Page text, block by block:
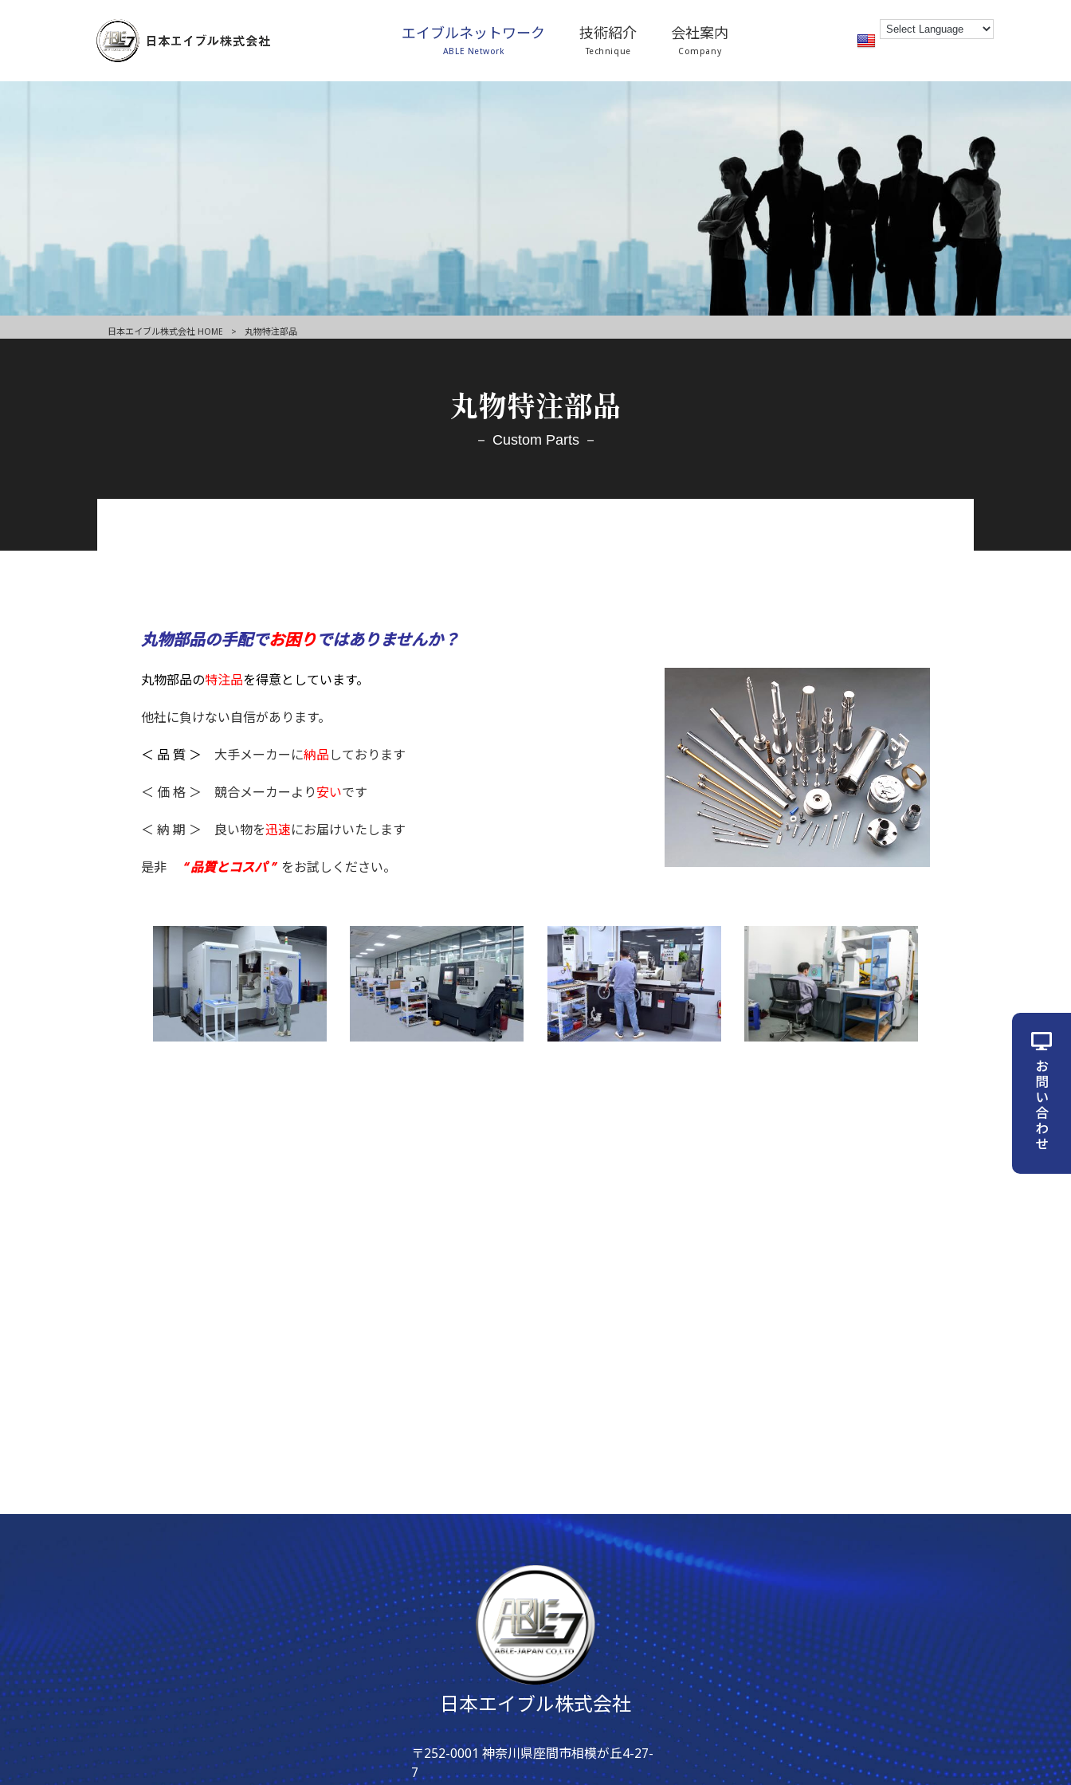
エイブルネットワーク
ABLE Network
技術紹介
Technique
会社案内
Company
日本エイブル株式会社 HOME > 丸物特注部品
丸物特注部品
－ Custom Parts －
丸物部品の手配でお困りではありませんか？
丸物部品の特注品を得意としています。
他社に負けない自信があります。
＜ 品 質 ＞ 大手メーカーに納品 しております
＜ 価 格 ＞ 競合メーカーより安いです
＜ 納 期 ＞ 良い物を迅速にお届けいたします
是非 “ 品質とコスパ ” をお試しください。
日本エイブル株式会社
〒252-0001 神奈川県座間市相模が丘4-27-
7